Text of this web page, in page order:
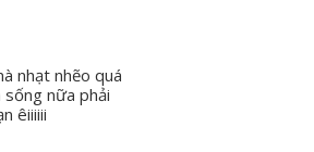
nhạt nhẽo quá
nữa phải
êiiiiii